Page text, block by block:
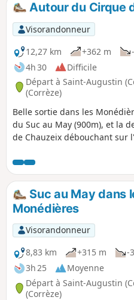
Autour du Cirque
Visorandonneur
12,27 km
+362 m
4h 30
Difficile
Départ à Saint-Augustin
(Corrèze)
Belle sortie dans les
du Suc au May (900m), et la
de Chauzeix débouchant sur
Suc au May dans
Monédières
Visorandonneur
8,83 km
+315 m
-
3h 25
Moyenne
Départ à Saint-Augustin
(Corrèze)